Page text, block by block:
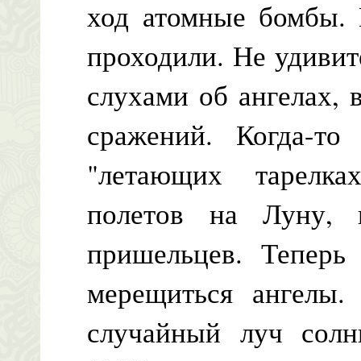
ход атомные бомбы.
проходили. Не
слухами об
сражений. Когда-
"летающих
полетов на Луну,
пришельцев.
мерещиться
случайный луч